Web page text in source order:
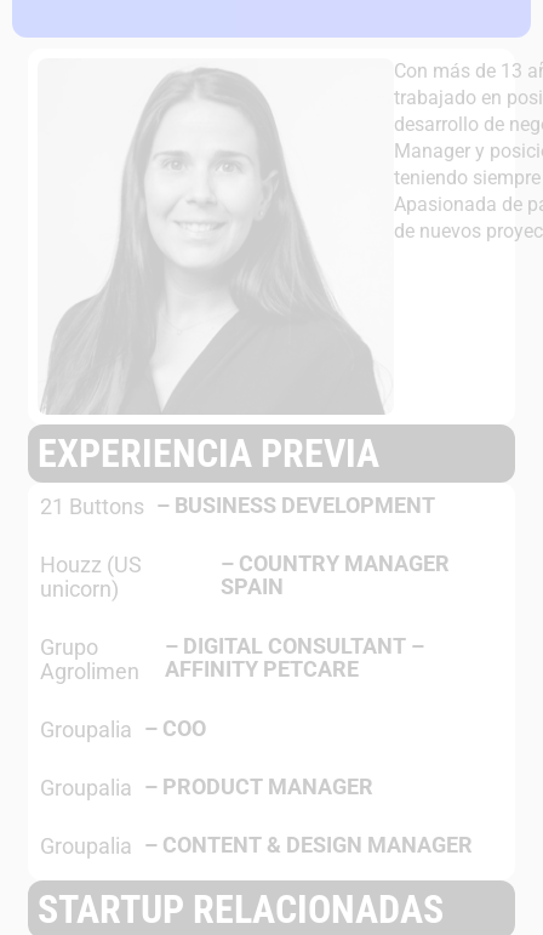
Con más de 13
trabajado en
desarrollo de
Manager y
teniendo
Apasionada de
de nuevos
EXPERIENCIA PREVIA
21 Buttons – BUSINESS DEVELOPMENT
Houzz (US
unicorn)
– COUNTRY MANAGER
SPAIN
Grupo
Agrolimen
– DIGITAL CONSULTANT –
AFFINITY PETCARE
Groupalia – COO
Groupalia – PRODUCT MANAGER
Groupalia – CONTENT & DESIGN MANAGER
STARTUP RELACIONADAS